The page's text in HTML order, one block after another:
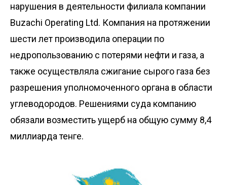
нарушения в деятельности филиала компании
Buzachi Operating Ltd. Компания на протяжении
шести лет производила операции по
недропользованию с потерями нефти и газа, а
также осуществляла сжигание сырого газа без
разрешения уполномоченного органа в области
углеводородов. Решениями суда компанию
обязали возместить ущерб на общую сумму 8,4
миллиарда тенге.